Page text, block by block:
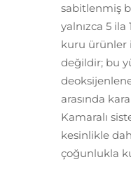
sabitlenmiş
yalnızca 5
kuru ürünler
değildir; bu
arasında
Kamaralı
kesinlikle
çoğunlukla